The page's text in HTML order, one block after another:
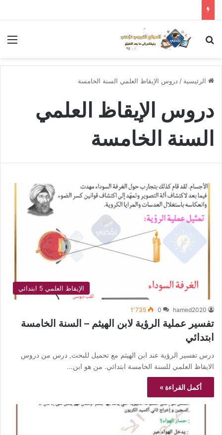
بحث عن
الرئيسية / دروس الإيقاظ العلمي السنة الخامسة
دروس الإيقاظ العلمي
السنة الخامسة
الإيقاظ العلمي 5 ابتدائي
hamed2020
0 1٬735
تفسير عملية الرؤية لابن الهيثم – السنة الخامسة
ابتدائي
درس تفسير الرؤية عند ابن الهيثم مع تحميل للبحث, درس من دروس
الايقاظ العلمي للسنة الخامسة ابتدائي. من هو ابن…
أكمل القراءة »